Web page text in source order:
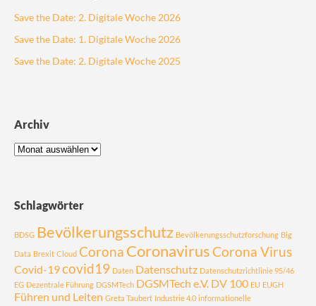
Save the Date: 2. Digitale Woche 2026
Save the Date: 1. Digitale Woche 2026
Save the Date: 2. Digitale Woche 2025
Archiv
Schlagwörter
BDSG Bevölkerungsschutz Bevölkerungsschutzforschung Big
Data Brexit Cloud Corona Coronavirus Corona Virus
Covid-19covid19 Daten Datenschutz Datenschutzrichtlinie 95/46
EG Dezentrale Führung DGSMTech DGSMTech e.V. DV 100 EU EUGH
Führen und Leiten Greta Taubert Industrie 4.0 informationelle